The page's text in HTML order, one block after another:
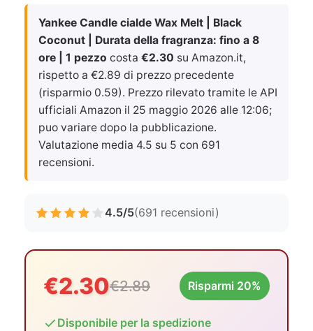
Yankee Candle cialde Wax Melt | Black
Coconut | Durata della fragranza: fino a 8
ore | 1 pezzo costa €2.30 su Amazon.it,
rispetto a €2.89 di prezzo precedente
(risparmio 0.59). Prezzo rilevato tramite le API
ufficiali Amazon il 25 maggio 2026 alle 12:06;
puo variare dopo la pubblicazione.
Valutazione media 4.5 su 5 con 691
recensioni.
4.5/5(691 recensioni)
€2.30€2.89 Risparmi 20%
Disponibile per la spedizione